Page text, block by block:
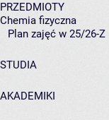
PRZEDMIOTY
Chemia fizyczna
Plan zajęć w 25/26-Z
STUDIA
AKADEMIKI